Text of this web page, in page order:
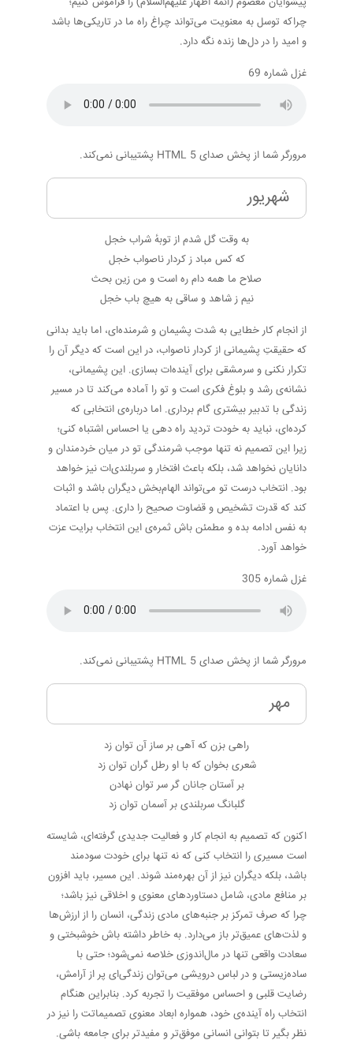
چراکه توسل به معنویت می‌تواند چراغ راه ما در تاریکی‌ها باشد
و امید را در دل‌ها زنده نگه دارد.
غزل شماره 69
مرورگر شما از پخش صدای HTML 5 پشتیبانی نمی‌کند.
شهریور
به وقت گل شدم از توبهٔ شراب خجل
که کس مباد ز کردار ناصواب خجل
صلاح ما همه دام ره است و من زین بحث
نیم ز شاهد و ساقی به هیچ باب خجل
از انجام کار خطایی به شدت پشیمان و شرمنده‌ای، اما باید بدانی
که حقیقتِ پشیمانی از کردار ناصواب، در این است که دیگر آن را
تکرار نکنی و سرمشقی برای آینده‌ات بسازی. این پشیمانی،
نشانه‌ی رشد و بلوغ فکری است و تو را آماده می‌کند تا در مسیر
زندگی با تدبیر بیشتری گام برداری. اما درباره‌ی انتخابی که
کرده‌ای، نباید به خودت تردید راه دهی یا احساس اشتباه کنی؛
زیرا این تصمیم نه تنها موجب شرمندگی تو در میان خردمندان و
دانایان نخواهد شد، بلکه باعث افتخار و سربلندی‌ات نیز خواهد
بود. انتخاب درست تو می‌تواند الهام‌بخش دیگران باشد و اثبات
کند که قدرت تشخیص و قضاوت صحیح را داری. پس با اعتماد
به نفس ادامه بده و مطمئن باش ثمره‌ی این انتخاب برایت عزت
خواهد آورد.
غزل شماره 305
مرورگر شما از پخش صدای HTML 5 پشتیبانی نمی‌کند.
مهر
راهی بزن که آهی بر ساز آن توان زد
شعری بخوان که با او رطل گران توان زد
بر آستان جانان گر سر توان نهادن
گلبانگ سربلندی بر آسمان توان زد
اکنون که تصمیم به انجام کار و فعالیت جدیدی گرفته‌ای، شایسته
است مسیری را انتخاب کنی که نه تنها برای خودت سودمند
باشد، بلکه دیگران نیز از آن بهره‌مند شوند. این مسیر، باید افزون
بر منافع مادی، شامل دستاوردهای معنوی و اخلاقی نیز باشد؛
چرا که صرف تمرکز بر جنبه‌های مادی زندگی، انسان را از ارزش‌ها
و لذت‌های عمیق‌تر باز می‌دارد. به خاطر داشته باش خوشبختی و
سعادت واقعی تنها در مال‌اندوزی خلاصه نمی‌شود؛ حتی با
ساده‌زیستی و در لباس درویشی می‌توان زندگی‌ای پر از آرامش،
رضایت قلبی و احساس موفقیت را تجربه کرد. بنابراین هنگام
انتخاب راه آینده‌ی خود، همواره ابعاد معنوی تصمیماتت را نیز در
نظر بگیر تا بتوانی انسانی موفق‌تر و مفیدتر برای جامعه باشی.